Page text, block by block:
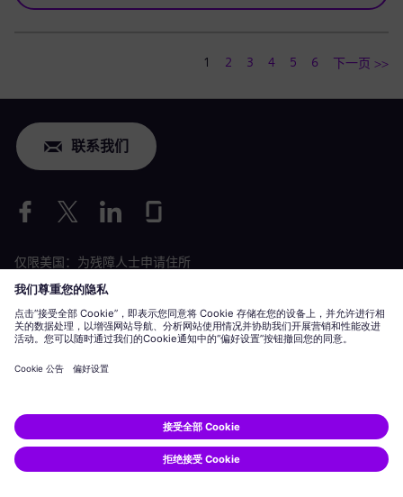
1 2 3 4 5 6 下一页 >>
联系我们
仅限美国：为残障人士申请住所
劳工情况申请
Siemens Energy 是由 Siemens AG 授权的商标。
© Siemens Energy, 2020 - 2026